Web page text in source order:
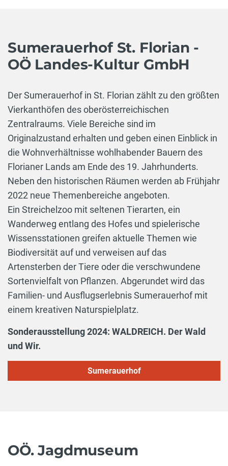
Sumerauerhof St. Florian -
OÖ Landes-Kultur GmbH
Der Sumerauerhof in St. Florian zählt zu den größten
Vierkanthöfen des oberösterreichischen
Zentralraums. Viele Bereiche sind im
Originalzustand erhalten und geben einen Einblick in
die Wohnverhältnisse wohlhabender Bauern des
Florianer Lands am Ende des 19. Jahrhunderts.
Neben den historischen Räumen werden ab Frühjahr
2022 neue Themenbereiche angeboten.
Ein Streichelzoo mit seltenen Tierarten, ein
Wanderweg entlang des Hofes und spielerische
Wissensstationen greifen aktuelle Themen wie
Biodiversität auf und verweisen auf das
Artensterben der Tiere oder die verschwundene
Sortenvielfalt von Pflanzen. Abgerundet wird das
Familien- und Ausflugserlebnis Sumerauerhof mit
einem kreativen Naturspielplatz.
Sonderausstellung 2024: WALDREICH. Der Wald
und Wir.
Sumerauerhof
OÖ. Jagdmuseum